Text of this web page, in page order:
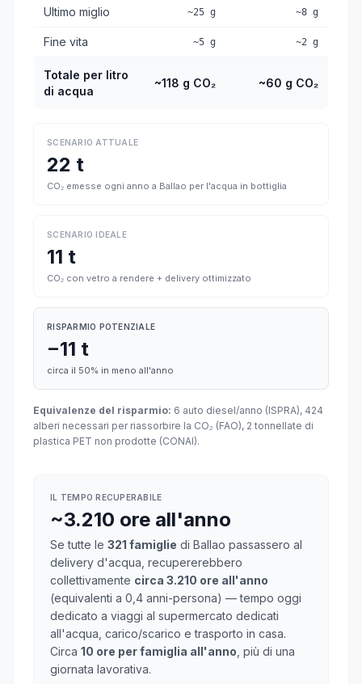
Ultimo miglio ~25 g ~8 g
Fine vita ~5 g ~2 g
Totale per litro
di acqua
~118 g CO₂ ~60 g CO₂
SCENARIO ATTUALE
22 t
CO₂ emesse ogni anno a Ballao per l'acqua in bottiglia
SCENARIO IDEALE
11 t
CO₂ con vetro a rendere + delivery ottimizzato
RISPARMIO POTENZIALE
−11 t
circa il 50% in meno all'anno
Equivalenze del risparmio: 6 auto diesel/anno (ISPRA), 424
alberi necessari per riassorbire la CO₂ (FAO), 2 tonnellate di
plastica PET non prodotte (CONAI).
IL TEMPO RECUPERABILE
~3.210 ore all'anno
Se tutte le 321 famiglie di Ballao passassero al
delivery d'acqua, recupererebbero
collettivamente circa 3.210 ore all'anno
(equivalenti a 0,4 anni-persona) — tempo oggi
dedicato a viaggi al supermercato dedicati
all'acqua, carico/scarico e trasporto in casa.
Circa 10 ore per famiglia all'anno , più di una
giornata lavorativa.